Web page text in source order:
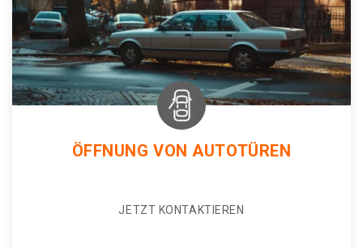
ÖFFNUNG VON AUTOTÜREN
JETZT KONTAKTIEREN